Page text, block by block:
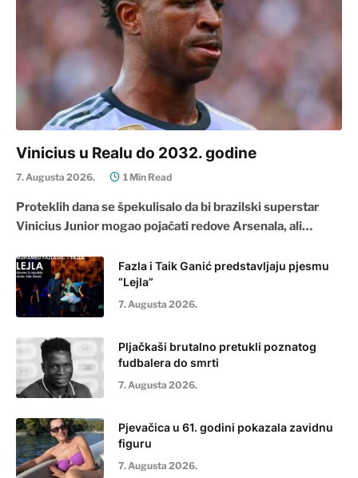
Vinicius u Realu do 2032. godine
7. Augusta 2026. 1 Min Read
Proteklih dana se špekulisalo da bi brazilski superstar
Vinicius Junior mogao pojačati redove Arsenala, ali…
Fazla i Taik Ganić predstavljaju pjesmu
“Lejla”
7. Augusta 2026.
Pljačkaši brutalno pretukli poznatog
fudbalera do smrti
7. Augusta 2026.
Pjevačica u 61. godini pokazala zavidnu
figuru
7. Augusta 2026.